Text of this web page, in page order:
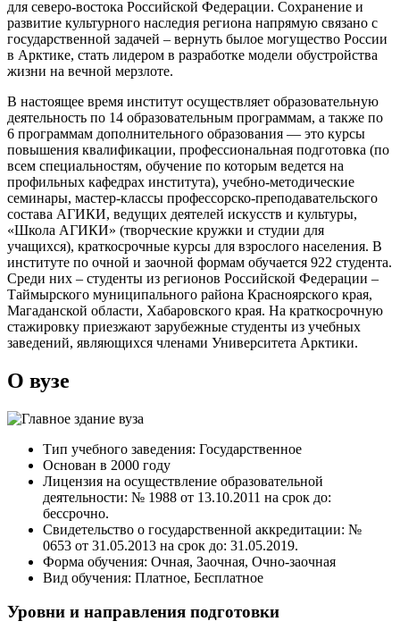
для северо-востока Российской Федерации. Сохранение и
развитие культурного наследия региона напрямую связано с
государственной задачей – вернуть былое могущество России
в Арктике, стать лидером в разработке модели обустройства
жизни на вечной мерзлоте.
В настоящее время институт осуществляет образовательную
деятельность по 14 образовательным программам, а также по
6 программам дополнительного образования — это курсы
повышения квалификации, профессиональная подготовка (по
всем специальностям, обучение по которым ведется на
профильных кафедрах института), учебно-методические
семинары, мастер-классы профессорско-преподавательского
состава АГИКИ, ведущих деятелей искусств и культуры,
«Школа АГИКИ» (творческие кружки и студии для
учащихся), краткосрочные курсы для взрослого населения. В
институте по очной и заочной формам обучается 922 студента.
Среди них – студенты из регионов Российской Федерации –
Таймырского муниципального района Красноярского края,
Магаданской области, Хабаровского края. На краткосрочную
стажировку приезжают зарубежные студенты из учебных
заведений, являющихся членами Университета Арктики.
О вузе
Тип учебного заведения: Государственное
Основан в 2000 году
Лицензия на осуществление образовательной
деятельности: № 1988 от 13.10.2011 на срок до:
бессрочно.
Свидетельство о государственной аккредитации: №
0653 от 31.05.2013 на срок до: 31.05.2019.
Форма обучения: Очная, Заочная, Очно-заочная
Вид обучения: Платное, Бесплатное
Уровни и направления подготовки